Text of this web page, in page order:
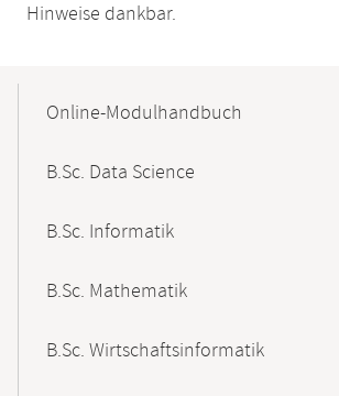
Hinweise dankbar.
NavigationOnline-Modulhandbuch
B.Sc. Data Science
B.Sc. Informatik
B.Sc. Mathematik
B.Sc. Wirtschaftsinformatik